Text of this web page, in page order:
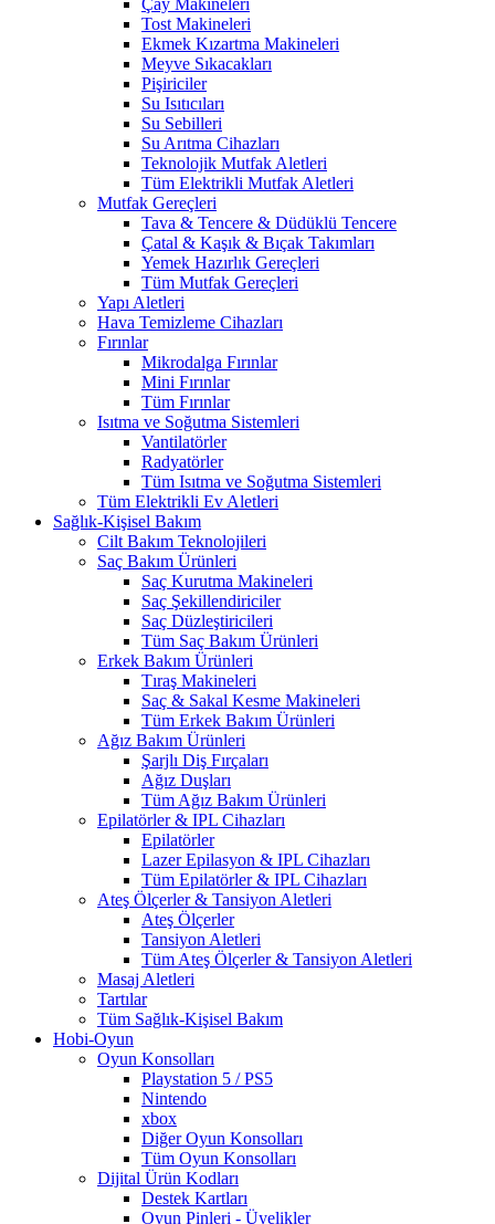
Çay Makineleri
Tost Makineleri
Ekmek Kızartma Makineleri
Meyve Sıkacakları
Pişiriciler
Su Isıtıcıları
Su Sebilleri
Su Arıtma Cihazları
Teknolojik Mutfak Aletleri
Tüm Elektrikli Mutfak Aletleri
Mutfak Gereçleri
Tava & Tencere & Düdüklü Tencere
Çatal & Kaşık & Bıçak Takımları
Yemek Hazırlık Gereçleri
Tüm Mutfak Gereçleri
Yapı Aletleri
Hava Temizleme Cihazları
Fırınlar
Mikrodalga Fırınlar
Mini Fırınlar
Tüm Fırınlar
Isıtma ve Soğutma Sistemleri
Vantilatörler
Radyatörler
Tüm Isıtma ve Soğutma Sistemleri
Tüm Elektrikli Ev Aletleri
Sağlık-Kişisel Bakım
Cilt Bakım Teknolojileri
Saç Bakım Ürünleri
Saç Kurutma Makineleri
Saç Şekillendiriciler
Saç Düzleştiricileri
Tüm Saç Bakım Ürünleri
Erkek Bakım Ürünleri
Tıraş Makineleri
Saç & Sakal Kesme Makineleri
Tüm Erkek Bakım Ürünleri
Ağız Bakım Ürünleri
Şarjlı Diş Fırçaları
Ağız Duşları
Tüm Ağız Bakım Ürünleri
Epilatörler & IPL Cihazları
Epilatörler
Lazer Epilasyon & IPL Cihazları
Tüm Epilatörler & IPL Cihazları
Ateş Ölçerler & Tansiyon Aletleri
Ateş Ölçerler
Tansiyon Aletleri
Tüm Ateş Ölçerler & Tansiyon Aletleri
Masaj Aletleri
Tartılar
Tüm Sağlık-Kişisel Bakım
Hobi-Oyun
Oyun Konsolları
Playstation 5 / PS5
Nintendo
xbox
Diğer Oyun Konsolları
Tüm Oyun Konsolları
Dijital Ürün Kodları
Destek Kartları
Oyun Pinleri - Üyelikler